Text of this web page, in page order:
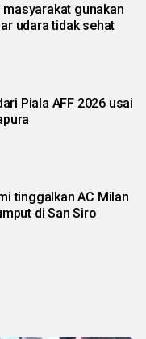
gunakan
udara tidak sehat
Piala AFF 2026 usai
tinggalkan AC Milan
di San Siro